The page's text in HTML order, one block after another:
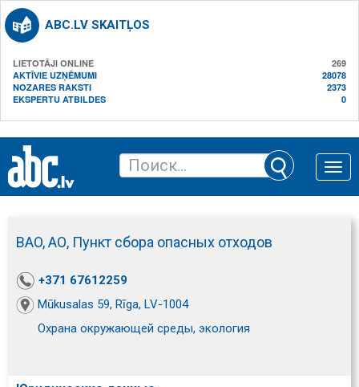
ABC.LV SKAITĻOS
LIETOTĀJI ONLINE
269
AKTĪVIE UZŅĒMUMI
28078
NOZARES RAKSTI
2373
EKSPERTU ATBILDES
0
Toggle
BAO, АО, Пункт сбора опасных отходов
+371 67612259
Mūkusalas 59, Rīga, LV-1004
Охрана окружающей среды, экология